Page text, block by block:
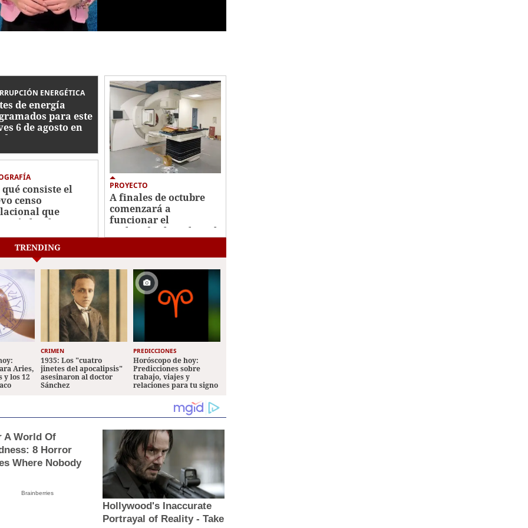
ENERGÉTICA
de energía
para este
6 de agosto en
zonas
qué consiste el
censo
que
el Gobierno
PROYECTO
A finales de octubre
comenzará a
funcionar el
acelerador lineal en el
TRENDING
Aries,
y los 12
CRIMEN
1935: Los "cuatro
jinetes del apocalipsis"
asesinaron al doctor
Sánchez
PREDICCIONES
Horóscopo de hoy:
Predicciones sobre
trabajo, viajes y
relaciones para tu signo
A World Of
8 Horror
Where Nobody
Brainberries
Hollywood's Inaccurate
Portrayal of Reality - Take